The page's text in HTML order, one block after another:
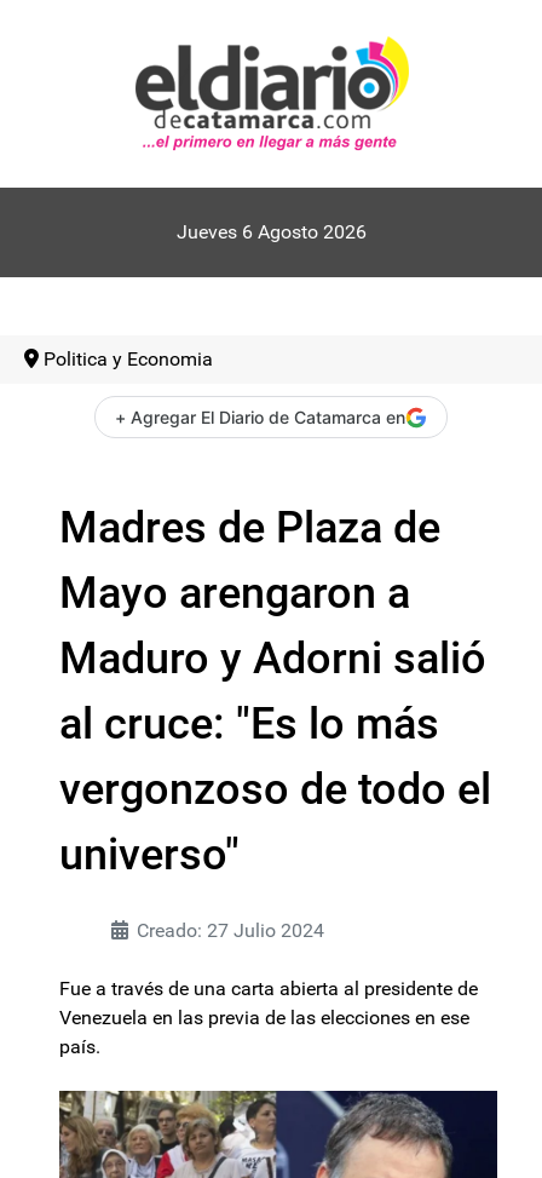
Jueves 6 Agosto 2026
Politica y Economia
+ Agregar El Diario de Catamarca en
Madres de Plaza de
Mayo arengaron a
Maduro y Adorni salió
al cruce: "Es lo más
vergonzoso de todo el
universo"
Creado: 27 Julio 2024
Fue a través de una carta abierta al presidente de
Venezuela en las previa de las elecciones en ese
país.